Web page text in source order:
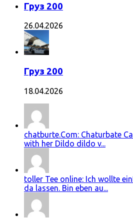
Груз 200
26.04.2026
Груз 200
18.04.2026
chatburte.Com: Chaturbate
with her Dildo dildo v...
toller Tee online: Ich wollte
da lassen. Bin eben au...